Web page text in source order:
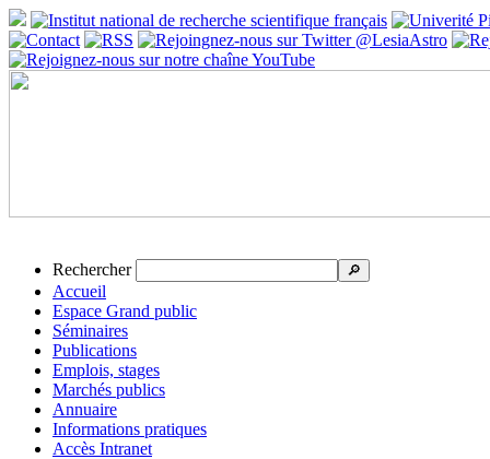
Rechercher 🔎
Accueil
Espace Grand public
Séminaires
Publications
Emplois, stages
Marchés publics
Annuaire
Informations pratiques
Accès Intranet